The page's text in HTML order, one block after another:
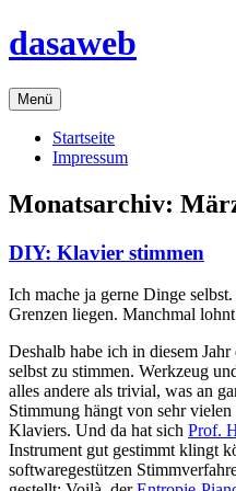
Zum
Inhalt
dasaweb
Menü
Startseite
Impressum
Monatsarchiv:
DIY: Klavier stimmen
Ich mache ja gerne Dinge
Grenzen liegen. Manchmal
Deshalb habe ich in diesem
selbst zu stimmen. Werkzeug
alles andere als trivial, was an
Stimmung hängt von sehr
Klaviers. Und da hat sich Prof.
Instrument gut gestimmt klingt
softwaregestützen